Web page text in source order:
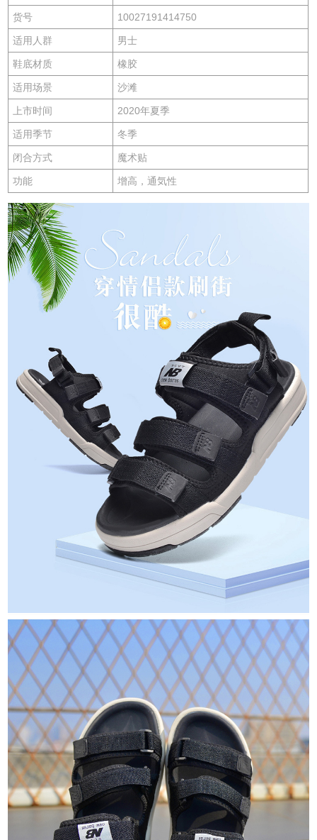
货号 10027191414750
适用人群 男士
鞋底材质 橡胶
适用场景 沙滩
上市时间 2020年夏季
适用季节 冬季
闭合方式 魔术贴
功能 增高，通気性